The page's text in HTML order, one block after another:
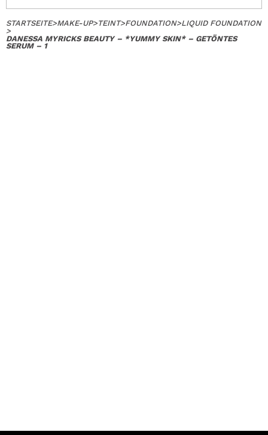
STARTSEITE>MAKE-UP>TEINT>FOUNDATION>LIQUID FOUNDATION
>
DANESSA MYRICKS BEAUTY – *YUMMY SKIN* – GETÖNTES
SERUM – 1